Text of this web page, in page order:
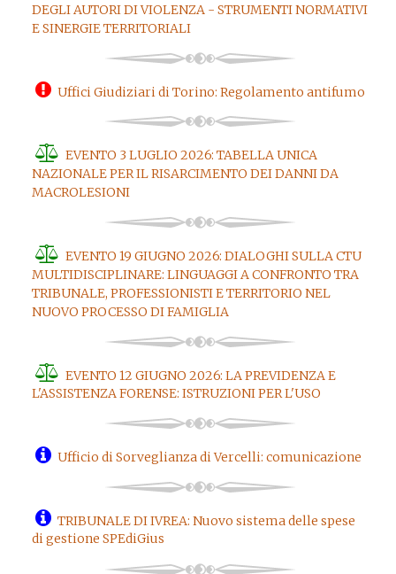
DEGLI AUTORI DI VIOLENZA - STRUMENTI NORMATIVI
E SINERGIE TERRITORIALI
Uffici Giudiziari di Torino: Regolamento antifumo
EVENTO 3 LUGLIO 2026: TABELLA UNICA
NAZIONALE PER IL RISARCIMENTO DEI DANNI DA
MACROLESIONI
EVENTO 19 GIUGNO 2026: DIALOGHI SULLA CTU
MULTIDISCIPLINARE: LINGUAGGI A CONFRONTO TRA
TRIBUNALE, PROFESSIONISTI E TERRITORIO NEL
NUOVO PROCESSO DI FAMIGLIA
EVENTO 12 GIUGNO 2026: LA PREVIDENZA E
L'ASSISTENZA FORENSE: ISTRUZIONI PER L'USO
Ufficio di Sorveglianza di Vercelli: comunicazione
TRIBUNALE DI IVREA: Nuovo sistema delle spese
di gestione SPEdiGius